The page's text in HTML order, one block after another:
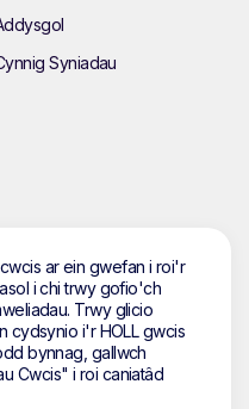
Syniadau
ar ein gwefan i roi'r
i chi trwy gofio'ch
Trwy glicio
cydsynio i'r HOLL gwcis
bynnag, gallwch
Cwcis" i roi caniatâd